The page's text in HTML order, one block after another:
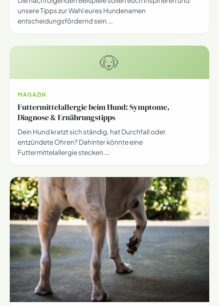
unsere Tipps zur Wahl eures Hundenamen
entscheidungsfördernd sein.…
🐶
MAGAZIN
Futtermittelallergie beim Hund: Symptome,
Diagnose & Ernährungstipps
Dein Hund kratzt sich ständig, hat Durchfall oder
entzündete Ohren? Dahinter könnte eine
Futtermittelallergie stecken.…